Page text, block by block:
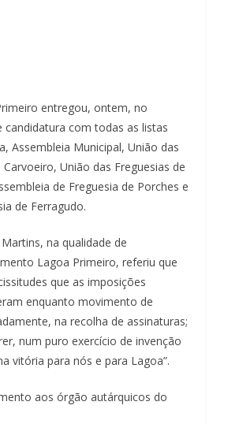
entregou, ontem, no
com todas as listas
Assembleia Municipal, União das
União das Freguesias de
de Freguesia de Porches e
de Ferragudo.
na qualidade de
Lagoa Primeiro, referiu que
que as imposições
enquanto movimento de
na recolha de assinaturas;
num puro exercício de invenção
vitória para nós e para Lagoa”.
aos órgão autárquicos do
A quem pertence a parte superior da